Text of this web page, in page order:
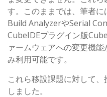
す。このままでは、筆者に
Build AnalyzerやSerial
CubeIDEプラグイン版
ァームウェアへの変更機
み利用可能です。
これら移設課題に対して
しました。